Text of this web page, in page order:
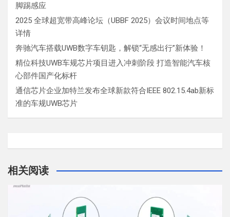
脚踢感应
2025 全球超宽带高峰论坛（UBBF 2025）会议时间地点等
详情
奔驰汽车搭载UWB数字车钥匙，解锁“无感出行”新体验！
精位科技UWB车规芯片项目进入冲刺阶段 打造智能汽车核
心部件国产化标杆
通信芯片企业加特兰发布全球新款符合IEEE 802.15.4ab新标
准的车规UWB芯片
相关阅读